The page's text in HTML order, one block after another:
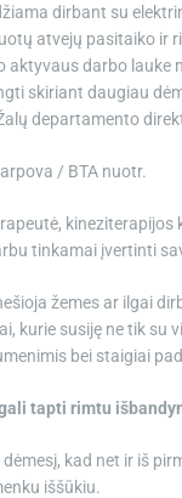
dirbant su
atvejų pasitaiko ir
aktyvaus darbo lauke
skiriant daugiau
departamento
/ BTA nuotr.
tinkamai įvertinti
žemes ar ilgai
kurie susiję ne tik
bei staigiai
tapti rimtu
kad net ir iš
iššūkiu.